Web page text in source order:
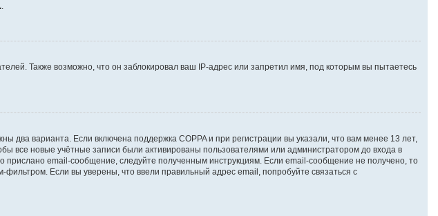
Также возможно, что он заблокировал ваш IP-адрес или запретил имя, под которым вы пытаетесь
два варианта. Если включена поддержка COPPA и при регистрации вы указали, что вам менее 13 лет,
все новые учётные записи были активированы пользователями или администратором до входа в
email-сообщение, следуйте полученным инструкциям. Если email-сообщение не получено, то
Если вы уверены, что ввели правильный адрес email, попробуйте связаться с